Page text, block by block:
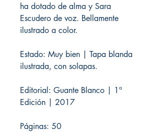
ha dotado de alma y Sara
Escudero de voz. Bellamente
ilustrado a color.
Estado: Muy bien | Tapa blanda
ilustrada, con solapas.
Editorial: Guante Blanco | 1ª
Edición | 2017
Páginas: 50